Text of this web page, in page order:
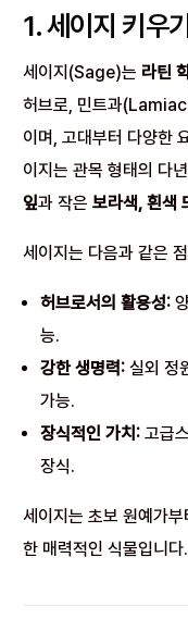
1. 세이지 키우
세이지(Sage)는 라틴
허브로, 민트과
이며, 고대부터 다양한
이지는 관목 형태의 다
잎과 작은보라색, 흰색
세이지는 다음과 같은
허브로서의 활용성:
능.
강한 생명력: 실외 정
가능.
장식적인 가치: 고급
장식.
세이지는 초보 원예가
한 매력적인 식물입니다.